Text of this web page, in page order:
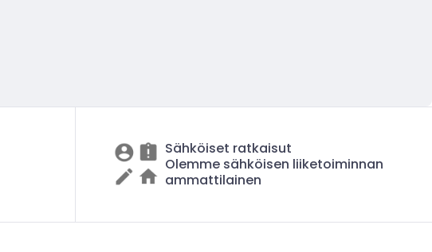
Sähköiset ratkaisut
Olemme sähköisen liiketoiminnan
ammattilainen